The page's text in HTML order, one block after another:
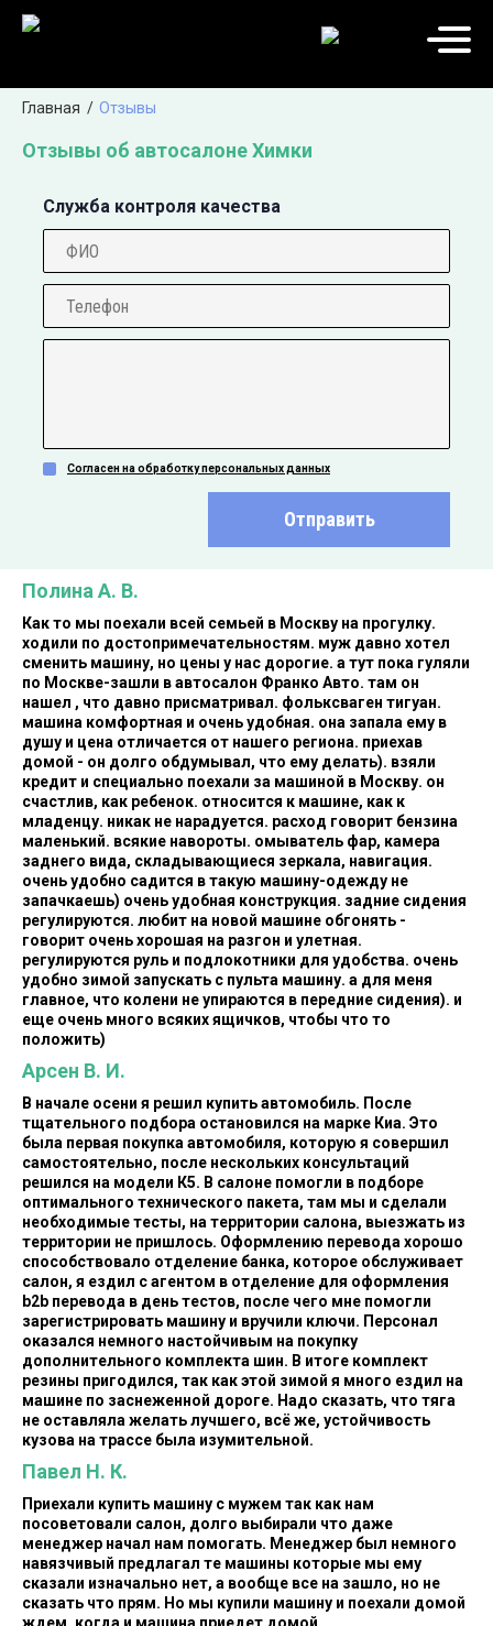
Главная Отзывы
Отзывы об автосалоне Химки
Служба контроля качества
Согласен на обработку персональных данных
Отправить
Полина А. В.
Как то мы поехали всей семьей в Москву на прогулку.
ходили по достопримечательностям. муж давно хотел
сменить машину, но цены у нас дорогие. а тут пока гуляли
по Москве-зашли в автосалон Франко Авто. там он
нашел , что давно присматривал. фольксваген тигуан.
машина комфортная и очень удобная. она запала ему в
душу и цена отличается от нашего региона. приехав
домой - он долго обдумывал, что ему делать). взяли
кредит и специально поехали за машиной в Москву. он
счастлив, как ребенок. относится к машине, как к
младенцу. никак не нарадуется. расход говорит бензина
маленький. всякие навороты. омыватель фар, камера
заднего вида, складывающиеся зеркала, навигация.
очень удобно садится в такую машину-одежду не
запачкаешь) очень удобная конструкция. задние сидения
регулируются. любит на новой машине обгонять -
говорит очень хорошая на разгон и улетная.
регулируются руль и подлокотники для удобства. очень
удобно зимой запускать с пульта машину. а для меня
главное, что колени не упираются в передние сидения). и
еще очень много всяких ящичков, чтобы что то
положить)
Арсен В. И.
В начале осени я решил купить автомобиль. После
тщательного подбора остановился на марке Киа. Это
была первая покупка автомобиля, которую я совершил
самостоятельно, после нескольких консультаций
решился на модели К5. В салоне помогли в подборе
оптимального технического пакета, там мы и сделали
необходимые тесты, на территории салона, выезжать из
территории не пришлось. Оформлению перевода хорошо
способствовало отделение банка, которое обслуживает
салон, я ездил с агентом в отделение для оформления
b2b перевода в день тестов, после чего мне помогли
зарегистрировать машину и вручили ключи. Персонал
оказался немного настойчивым на покупку
дополнительного комплекта шин. В итоге комплект
резины пригодился, так как этой зимой я много ездил на
машине по заснеженной дороге. Надо сказать, что тяга
не оставляла желать лучшего, всё же, устойчивость
кузова на трассе была изумительной.
Павел Н. К.
Приехали купить машину с мужем так как нам
посоветовали салон, долго выбирали что даже
менеджер начал нам помогать. Менеджер был немного
навязчивый предлагал те машины которые мы ему
сказали изначально нет, а вообще все на зашло, но не
сказать что прям. Но мы купили машину и поехали домой